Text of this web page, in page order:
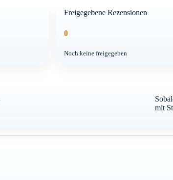
Freigegebene Rezensionen
0
Noch keine freigegeben
mit